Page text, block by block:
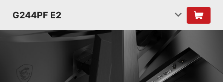
G244PF E2